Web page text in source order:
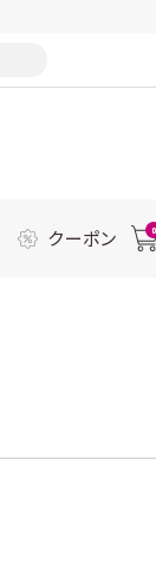
クーポン 0